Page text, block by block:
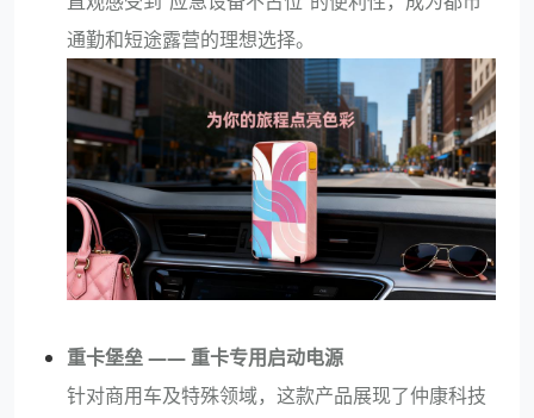
通勤和短途露营的理想选择。
重卡堡垒 —— 重卡专用启动电源
针对商用车及特殊领域，这款产品展现了仲康科技